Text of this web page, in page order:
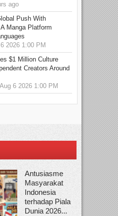
ago
Push With
Manga Platform
2026 1:00 PM
$1 Million Culture
Creators Around
6 2026 1:00 PM
Antusiasme
Masyarakat
Indonesia
terhadap Piala
Dunia 2026...